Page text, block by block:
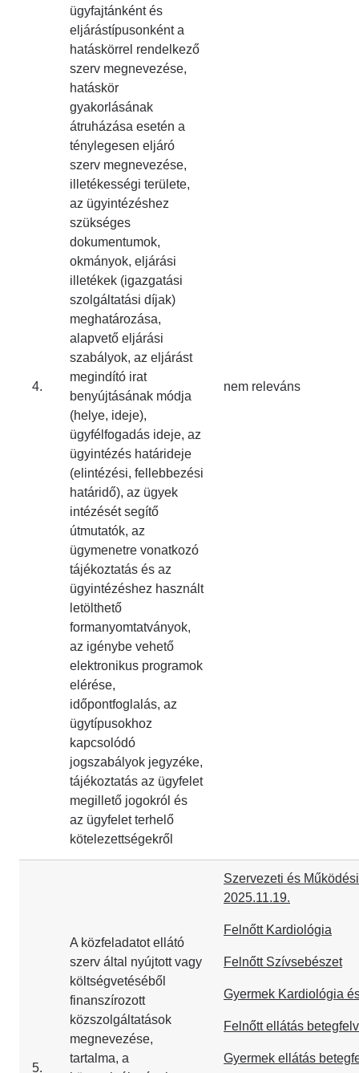
4.
ügyfajtánként és
eljárástípusonként a
hatáskörrel rendelkező
szerv megnevezése,
hatáskör
gyakorlásának
átruházása esetén a
ténylegesen eljáró
szerv megnevezése,
illetékességi területe,
az ügyintézéshez
szükséges
dokumentumok,
okmányok, eljárási
illetékek (igazgatási
szolgáltatási díjak)
meghatározása,
alapvető eljárási
szabályok, az eljárást
megindító irat
benyújtásának módja
(helye, ideje),
ügyfélfogadás ideje, az
ügyintézés határideje
(elintézési, fellebbezési
határidő), az ügyek
intézését segítő
útmutatók, az
ügymenetre vonatkozó
tájékoztatás és az
ügyintézéshez használt
letölthető
formanyomtatványok,
az igénybe vehető
elektronikus programok
elérése,
időpontfoglalás, az
ügytípusokhoz
kapcsolódó
jogszabályok jegyzéke,
tájékoztatás az ügyfelet
megillető jogokról és
az ügyfelet terhelő
kötelezettségekről
nem releváns
5.
A közfeladatot ellátó
szerv által nyújtott vagy
költségvetéséből
finanszírozott
közszolgáltatások
megnevezése,
tartalma, a
Szervezeti és
2025.11.19.
Felnőtt Kardiológia
Felnőtt Szívsebészet
Gyermek Kardiológia
Felnőtt ellátás
Gyermek ellátás